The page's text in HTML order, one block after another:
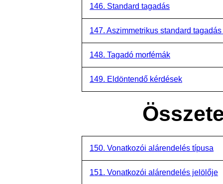
146. Standard tagadás
147. Aszimmetrikus standard
148. Tagadó morfémák
149. Eldöntendő kérdések
150. Vonatkozói alárendelés típusa
151. Vonatkozói alárendelés jelölője